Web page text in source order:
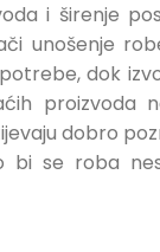
i širenje
unošenje
dok
proizvoda
dobro
bi se roba